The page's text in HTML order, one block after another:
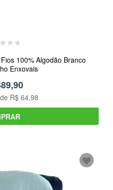
100% Algodão Branco
Enxovais
R$ 64,98